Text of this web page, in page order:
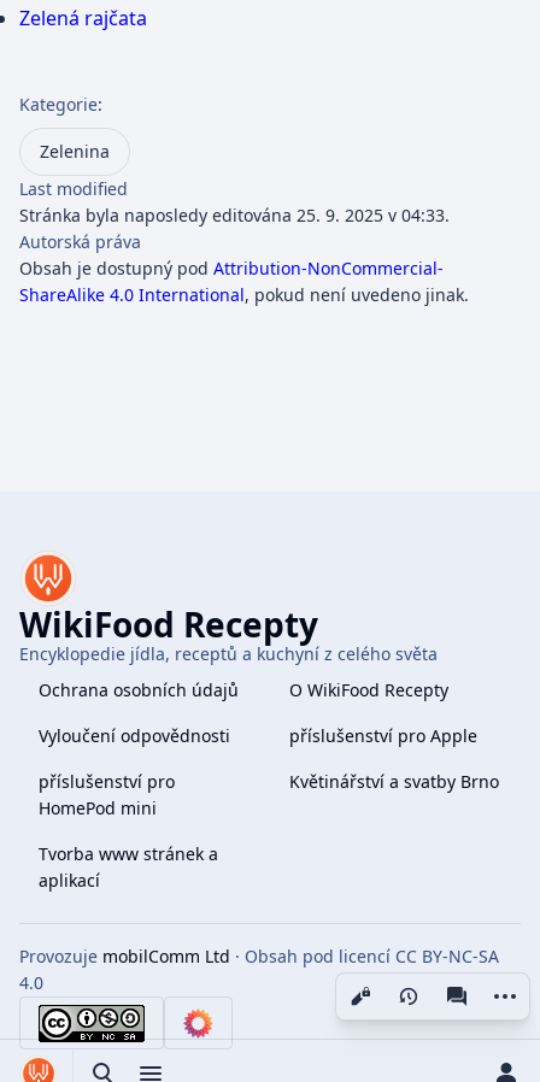
Zobrazení
Zelená rajčata
Kategorie:
Zelenina
Last modified
Stránka byla naposledy editována 25. 9. 2025 v 04:33.
Autorská práva
Obsah je dostupný pod Attribution-NonCommercial-
ShareAlike 4.0 International, pokud není uvedeno jinak.
WikiFood Recepty
Encyklopedie jídla, receptů a kuchyní z celého světa
Ochrana osobních údajů
O WikiFood Recepty
Vyloučení odpovědnosti
příslušenství pro Apple
příslušenství pro
HomePod mini
Květinářství a svatby Brno
Tvorba www stránek a
aplikací
Provozuje mobilComm Ltd · Obsah pod licencí CC BY-NC-SA
4.0